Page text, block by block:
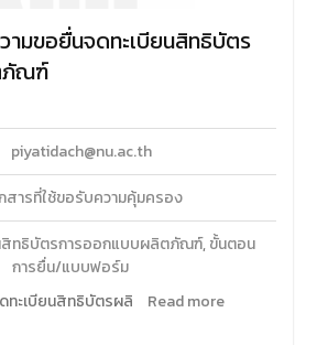
ามขอยื่นจดทะเบียนสิทธิบัตร
ณฑ์
piyatidach@nu.ac.th
สารที่ใช้ขอรับความคุ้มครอง
สิทธิบัตรการออกแบบผลิตภัณฑ์,ขั้นตอน
การยื่น/แบบฟอร์ม
ทะเบียนสิทธิบัตรผลิ
Read more